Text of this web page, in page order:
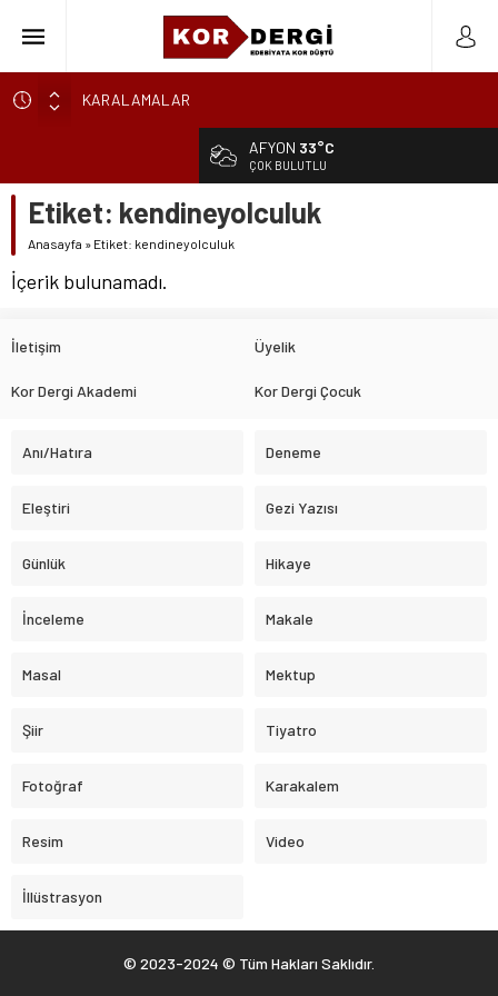
KARALAMALAR
SÖZDE KALANLAR
LEYLA, AŞKIN ÖZNESİDİR
YIKILMAYAN GENÇLİK
BAHÇEDEKİ YABANCI
BAŞTAN BAŞLAYAMAM
AFYON 33°C
ÇOK BULUTLU
Etiket: kendineyolculuk
Anasayfa » Etiket: kendineyolculuk
İçerik bulunamadı.
İletişim Üyelik
Kor Dergi Akademi Kor Dergi Çocuk
Anı/Hatıra Deneme
Eleştiri Gezi Yazısı
Günlük Hikaye
İnceleme Makale
Masal Mektup
Şiir Tiyatro
Fotoğraf Karakalem
Resim Video
İllüstrasyon
© 2023-2024 © Tüm Hakları Saklıdır.